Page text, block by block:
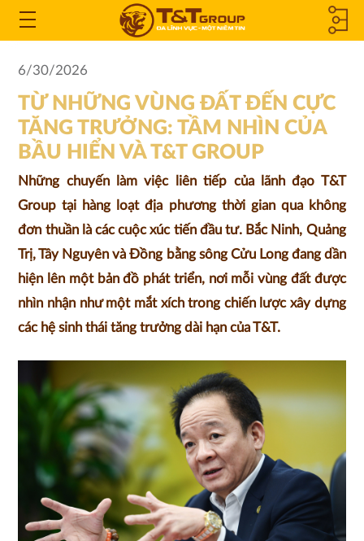
Open
Menu
CÔNG TY
VIÊN &
CÔNG TY
LIÊN KẾT
6/30/2026
TỪ NHỮNG VÙNG ĐẤT ĐẾN CỰC
TĂNG TRƯỞNG: TẦM NHÌN CỦA
BẦU HIỂN VÀ T&T GROUP
Những chuyến làm việc liên tiếp của lãnh đạo T&T
Group tại hàng loạt địa phương thời gian qua không
đơn thuần là các cuộc xúc tiến đầu tư. Bắc Ninh, Quảng
Trị, Tây Nguyên và Đồng bằng sông Cửu Long đang dần
hiện lên một bản đồ phát triển, nơi mỗi vùng đất được
nhìn nhận như một mắt xích trong chiến lược xây dựng
các hệ sinh thái tăng trưởng dài hạn của T&T.